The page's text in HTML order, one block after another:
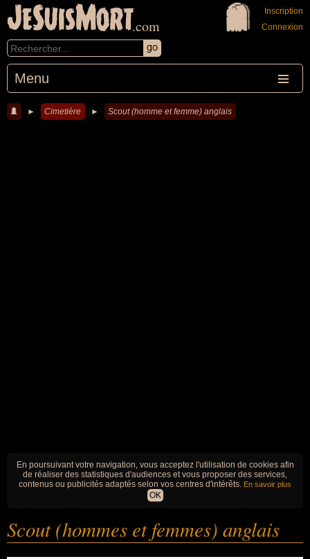
JeSuisMort.com
Menu
Inscription
Connexion
► Cimetière ► Scout (homme et femme) anglais
En poursuivant votre navigation, vous acceptez l'utilisation de cookies afin
de réaliser des statistiques d'audiences et vous proposer des services,
contenus ou publicités adaptés selon vos centres d'intérêts. En savoir plus
OK
Scout (hommes et femmes) anglais